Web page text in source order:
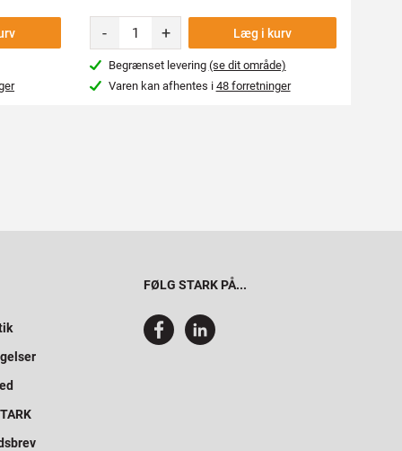
- + Læg i kurv
Begrænset levering (se dit område)
Varen kan afhentes i 48 forretninger
FØLG STARK PÅ...